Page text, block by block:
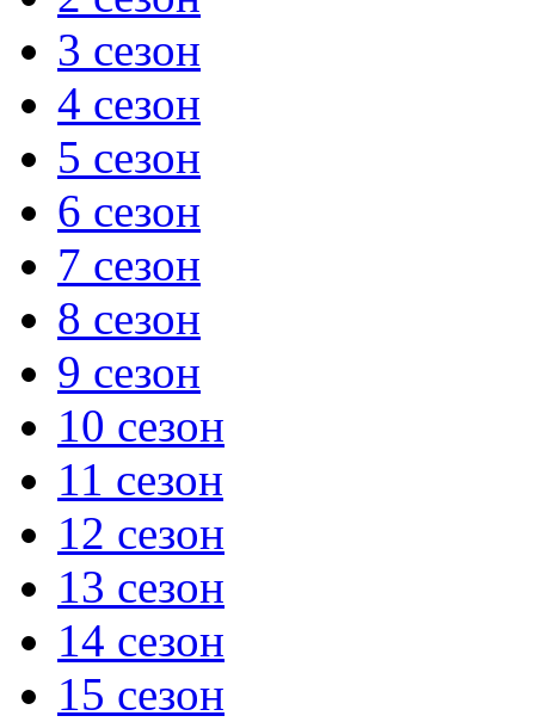
3 сезон
4 сезон
5 сезон
6 сезон
7 сезон
8 сезон
9 сезон
10 сезон
11 сезон
12 сезон
13 сезон
14 сезон
15 сезон